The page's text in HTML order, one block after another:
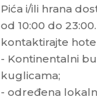
Pića i/ili hrana
od 10:00 do
kontaktirajte
- Kontinentalni
kuglicama;
- određena